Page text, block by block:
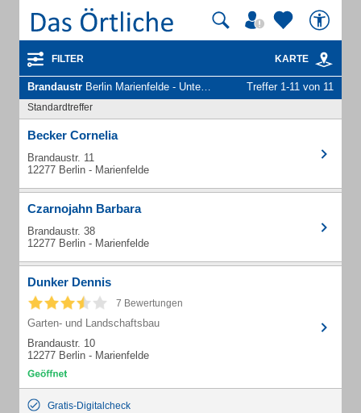
FILTER KARTE
Brandaustr Berlin Marienfelde - Unternehmen und Personen Treffer 1-11 von 11
Standardtreffer
Becker Cornelia
Brandaustr. 11
12277 Berlin - Marienfelde
Czarnojahn Barbara
Brandaustr. 38
12277 Berlin - Marienfelde
Dunker Dennis
7 Bewertungen
Garten- und Landschaftsbau
Brandaustr. 10
12277 Berlin - Marienfelde
Gratis-Digitalcheck